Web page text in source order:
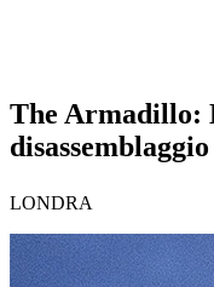
The Armadillo:
LONDRA